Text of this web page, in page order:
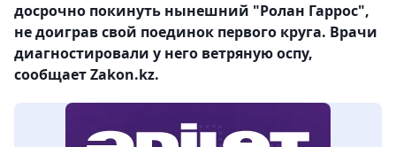
досрочно покинуть нынешний "Ролан Гаррос",
не доиграв свой поединок первого круга. Врачи
диагностировали у него ветряную оспу,
сообщает Zakon.kz.